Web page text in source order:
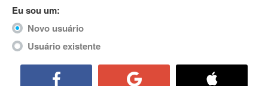
ActionScript 3
Active Directory
ActiveCollab
ActiveX
ActiveX Data Objects (ADO)
Eu sou um:
Novo usuário
Usuário existente